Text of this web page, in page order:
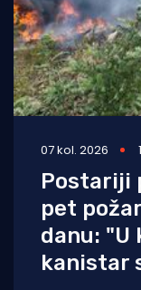
07 kol. 2026
Postariji
pet
danu: "U
kanistar